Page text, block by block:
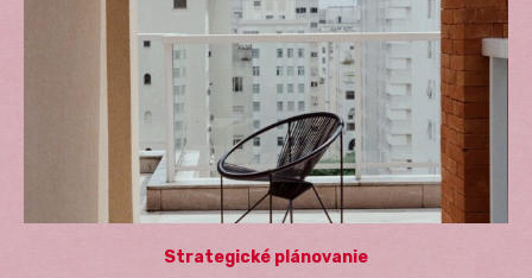
Strategické plánovanie